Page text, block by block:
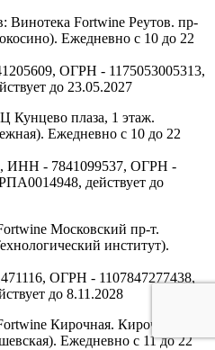
Винотека Fortwine Реутов. пр-
Ежедневно с 10 до 22
ОГРН - 1175053005313,
до 23.05.2027
Кунцево плаза, 1 этаж.
Ежедневно с 10 до 22
- 7841099537, ОГРН -
действует до
Московский пр-т.
институт).
ОГРН - 1107847277438,
до 8.11.2028
Кирочная. Кирочная ул,
Ежедневно с 11 до 22